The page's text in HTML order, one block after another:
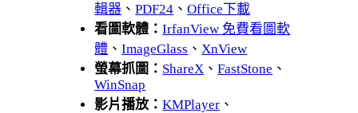
輯器 、PDF24 、Office下載
看圖軟體：IrfanView 免費看圖軟
體 、ImageGlass 、 XnView
螢幕抓圖： ShareX 、FastStone 、
WinSnap
影片播放：KMPlayer 、